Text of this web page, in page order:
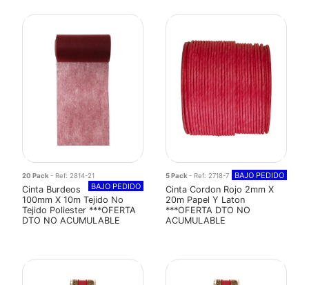
20 Pack - Ref: 2814-21
BAJO PEDIDO
Cinta Burdeos
100mm X 10m Tejido No
Tejido Poliester ***OFERTA
DTO NO ACUMULABLE
5 Pack - Ref: 2718-7 BAJO PEDIDO
Cinta Cordon Rojo 2mm X
20m Papel Y Laton
***OFERTA DTO NO
ACUMULABLE